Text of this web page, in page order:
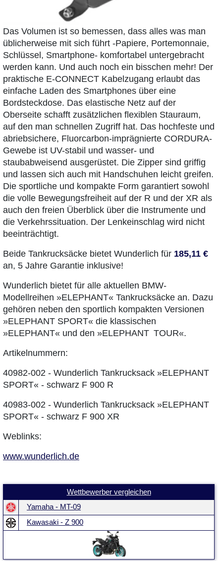
Das Volumen ist so bemessen, dass alles was man
üblicherweise mit sich führt -Papiere, Portemonnaie,
Schlüssel, Smartphone- komfortabel untergebracht
werden kann. Und auch noch ein bisschen mehr! Der
praktische E-CONNECT Kabelzugang erlaubt das
einfache Laden des Smartphones über eine
Bordsteckdose. Das elastische Netz auf der
Oberseite schafft zusätzlichen flexiblen Stauraum,
auf den man schnellen Zugriff hat. Das hochfeste und
abriebsichere, Fluorcarbon-imprägnierte CORDURA-
Gewebe ist UV-stabil und wasser- und
staubabweisend ausgerüstet. Die Zipper sind griffig
und lassen sich auch mit Handschuhen leicht greifen.
Die sportliche und kompakte Form garantiert sowohl
die volle Bewegungsfreiheit auf der R und der XR als
auch den freien Überblick über die Instrumente und
die Verkehrssituation. Der Lenkeinschlag wird nicht
beeinträchtigt.
Beide Tankrucksäcke bietet Wunderlich für 185,11 €
an, 5 Jahre Garantie inklusive!
Wunderlich bietet für alle aktuellen BMW-
Modellreihen »ELEPHANT« Tankrucksäcke an. Dazu
gehören neben den sportlich kompakten Versionen
»ELEPHANT SPORT« die klassischen
»ELEPHANT« und den »ELEPHANT TOUR«.
Artikelnummern:
40982-002 - Wunderlich Tankrucksack »ELEPHANT
SPORT« - schwarz F 900 R
40983-002 - Wunderlich Tankrucksack »ELEPHANT
SPORT« - schwarz F 900 XR
Weblinks:
www.wunderlich.de
Wettbewerber vergleichen
Yamaha - MT-09
Kawasaki - Z 900